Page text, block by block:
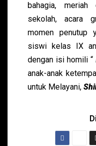
bahagia, meriah
sekolah, acara
momen penutup
siswi kelas IX
dengan isi homili “
anak-anak
untuk Melayani,